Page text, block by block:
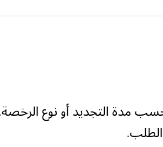
مدة التجديد أو نوع